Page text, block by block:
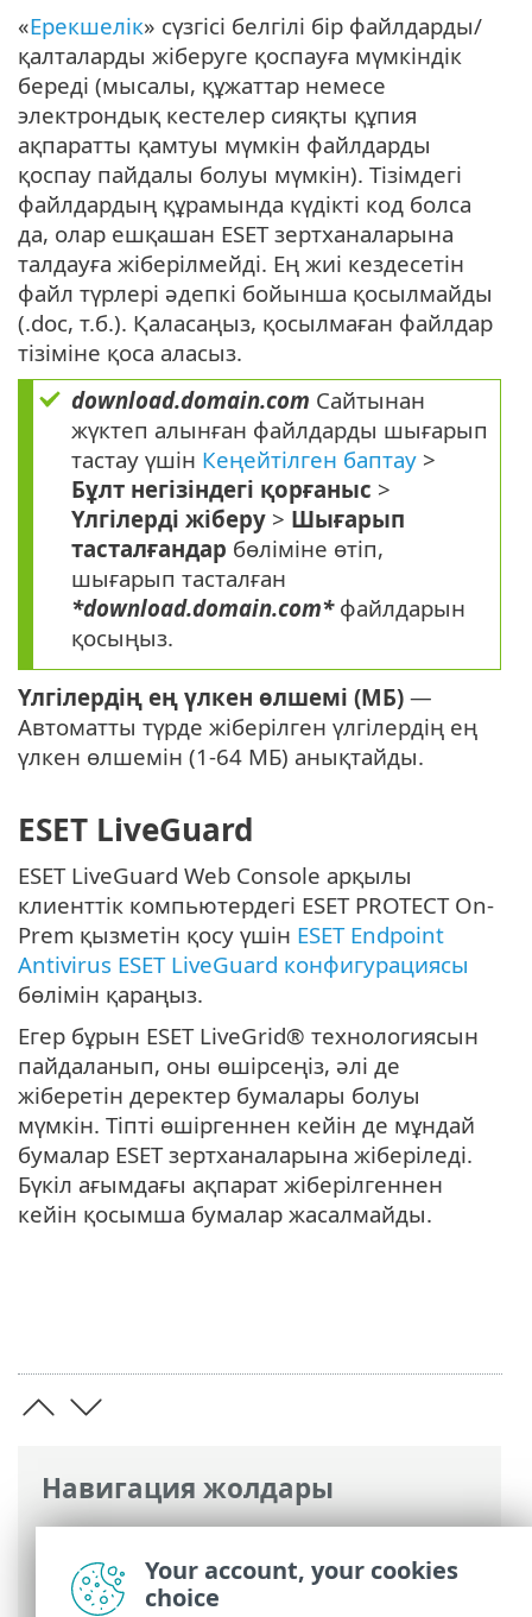
Навигация жолдары
ESET онлайн анықтамасы>ESET
Endpoint Antivirus>Кеңейтілген орнату
Қорғаныстар> Бұлттық қорғау
«Ерекшелік» сүзгісі белгілі бір файлдарды/
қалталарды жіберуге қоспауға мүмкіндік
береді (мысалы, құжаттар немесе
электрондық кестелер сияқты құпия
ақпаратты қамтуы мүмкін файлдарды
қоспау пайдалы болуы мүмкін). Тізімдегі
файлдардың құрамында күдікті код болса
да, олар ешқашан ESET зертханаларына
талдауға жіберілмейді. Ең жиі кездесетін
файл түрлері әдепкі бойынша қосылмайды
(.doc, т.б.). Қаласаңыз, қосылмаған файлдар
тізіміне қоса аласыз.
download.domain.com Сайтынан
жүктеп алынған файлдарды шығарып
тастау үшін Кеңейтілген баптау >
Бұлт негізіндегі қорғаныс >
Үлгілерді жіберу > Шығарып
тасталғандар бөліміне өтіп,
шығарып тасталған
*download.domain.com*файлдарын
қосыңыз.
Үлгілердің ең үлкен өлшемі (МБ) —
Автоматты түрде жіберілген үлгілердің ең
үлкен өлшемін (1-64 МБ) анықтайды.
ESET LiveGuard
ESET LiveGuard Web Console арқылы
клиенттік компьютердегі ESET PROTECT On-
Prem қызметін қосу үшін ESET Endpoint
Antivirus ESET LiveGuard конфигурациясы
бөлімін қараңыз.
Егер бұрын ESET LiveGrid® технологиясын
пайдаланып, оны өшірсеңіз, әлі де
жіберетін деректер бумалары болуы
мүмкін. Тіпті өшіргеннен кейін де мұндай
бумалар ESET зертханаларына жіберіледі.
Бүкіл ағымдағы ақпарат жіберілгеннен
кейін қосымша бумалар жасалмайды.
Your account, your cookies
choice